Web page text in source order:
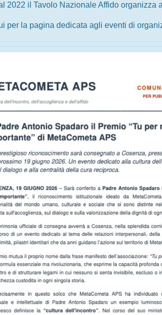
2022 il Tavolo Nazionale Affido
per la pagina dedicata agli eventi di